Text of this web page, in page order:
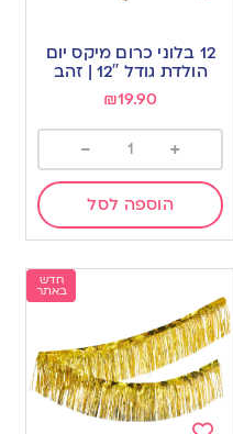
to
wishlist
12 בלוני כרום מיקס יום
הולדת גודל 12″ | זהב
₪19.90
+
-
הוספה לסל
חדש
באתר